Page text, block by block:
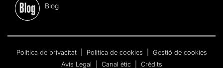
Blog
Política de privacitat Política de cookies
Gestió de cookies
Avís Legal
Canal ètic Crèdits